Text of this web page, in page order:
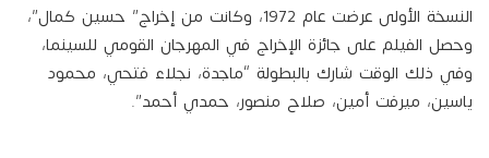
النسخة الأولى عرضت عام 1972، وكانت من إخراج” حسين كمال”،
وحصل الفيلم على جائزة الإخراج في المهرجان القومي للسينما،
وفي ذلك الوقت شارك بالبطولة “ماجدة، نجلاء فتحي، محمود
ياسين، ميرفت أمين، صلاح منصور، حمدي أحمد”.